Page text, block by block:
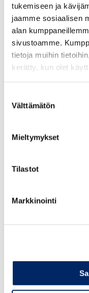
tukemiseen ja
jaamme sosiaalisen
alan
sivustoamme.
tietoja muihin
kerätty, kun olet
valinta
Välttämätön
Mieltymykset
Tilastot
Markkinointi
Årets
arbetstagare
Vänligen
Leverans: 15 €/
200–399 st.